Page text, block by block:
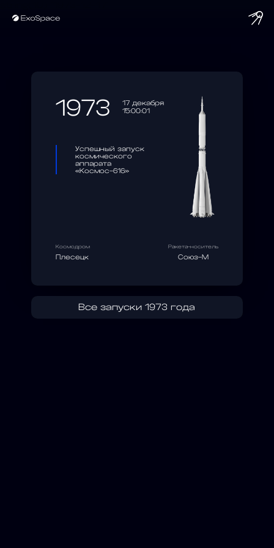
1973
17 декабря
15:00:01
Успешный запуск
космического
аппарата
«Космос-616»
Космодром
Плесецк
Ракета-носитель
Союз-М
Все запуски 1973 года